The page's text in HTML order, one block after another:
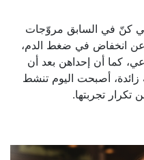
كنّ في السابق مروّجات
عن انخفاض في ضغط الدم،
كما أن إحداهن بعد أن
أصبحت اليوم تنشط
تكرار تجربتها.